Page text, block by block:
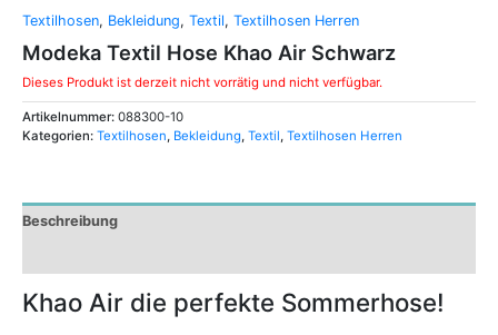
Textilhosen, Bekleidung, Textil, Textilhosen Herren
Modeka Textil Hose Khao Air Schwarz
Dieses Produkt ist derzeit nicht vorrätig und nicht verfügbar.
Artikelnummer: 088300-10
Kategorien: Textilhosen, Bekleidung, Textil, Textilhosen Herren
Beschreibung
Khao Air die perfekte Sommerhose!